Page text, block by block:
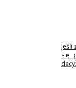
Jeśli
się